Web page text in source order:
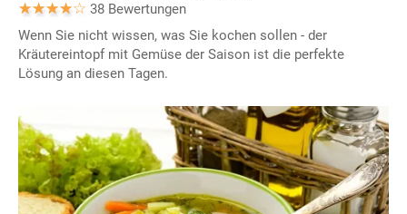
38 Bewertungen
Wenn Sie nicht wissen, was Sie kochen sollen - der
Kräutereintopf mit Gemüse der Saison ist die perfekte
Lösung an diesen Tagen.